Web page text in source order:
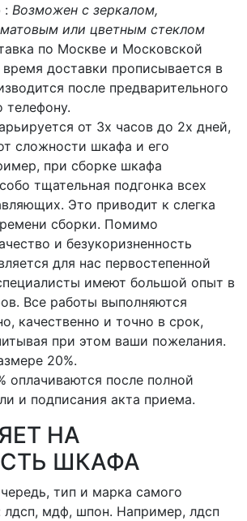
: Возможен с зеркалом,
или цветным стеклом
по Москве и Московской
доставки прописывается в
после предварительного
телефону.
от 3х часов до 2х дней,
сложности шкафа и его
при сборке шкафа
тщательная подгонка всех
Это приводит к слегка
сборки. Помимо
и безукоризненность
для нас первостепенной
имеют большой опыт в
Все работы выполняются
качественно и точно в срок,
при этом ваши пожелания.
20%.
оплачиваются после полной
и подписания акта приема.
НА
ШКАФА
тип и марка самого
лдсп, мдф, шпон. Например, лдсп